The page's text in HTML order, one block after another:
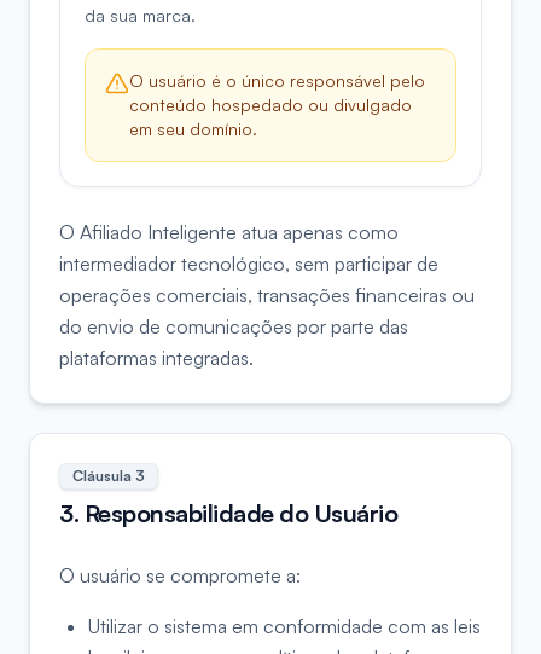
da sua marca.
O usuário é o único responsável pelo
conteúdo hospedado ou divulgado
em seu domínio.
O Afiliado Inteligente atua apenas como
intermediador tecnológico, sem participar de
operações comerciais, transações financeiras ou
do envio de comunicações por parte das
plataformas integradas.
Cláusula 3
3. Responsabilidade do Usuário
O usuário se compromete a:
Utilizar o sistema em conformidade com as leis